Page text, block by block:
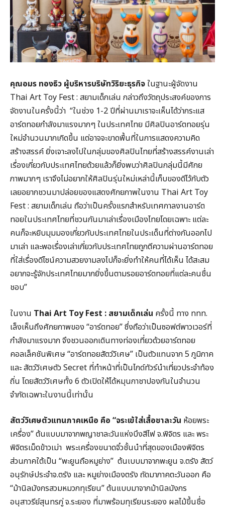
คุณอมร ทองธิว ผู้บริหารบริษัทวิริยะธุรกิจในฐานะผู้จัดงาน
Thai Art Toy Fest : สยามเด็กเล่น กล่าวถึงวัตถุประสงค์ของการ
จัดงานในครั้งนี้ว่า “ในช่วง 1-2 ปีที่ผ่านมาเราจะเห็นได้ว่ากระแส
อาร์ตทอยกำลังมาแรงมากๆ ในประเทศไทย มีศิลปินอาร์ตทอยรุ่น
ใหม่จำนวนมากเกิดขึ้น แต่อาจจะขาดพื้นที่ในการแสดงความคิด
สร้างสรรค์ ยิ่งเจาะลงไปในกลุ่มของศิลปินไทยที่สร้างสรรค์งานเล่า
เรื่องเกี่ยวกับประเทศไทยด้วยแล้วก็ยิ่งพบว่าศิลปินกลุ่มนี้มีศักย
ภาพมากๆ เราจึงไม่อยากให้ศิลปินรุ่นใหม่เหล่านี้เก็บของดีไว้กับตัว
เลยอยากชวนมาปล่อยของแสดงศักยภาพในงาน Thai Art Toy
Fest : สยามเด็กเล่น ถือว่าเป็นครั้งแรกสำหรับเทศกาลงานอาร์ต
ทอยในประเทศไทยที่ชวนกันมาเล่าเรื่องเมืองไทยโดยเฉพาะ แต่ละ
คนก็จะหยิบมุมมองเกี่ยวกับประเทศไทยในประเด็นที่ต่างกันออกไป
มาเล่า และพอเรื่องเล่าเกี่ยวกับประเทศไทยถูกตีความผ่านอาร์ตทอย
ที่ใส่เรื่องดีไซน์ความสวยงามลงไปก็จะยิ่งทำให้คนที่ได้เห็น ได้สะสม
อยากจะรู้จักประเทศไทยมากยิ่งขึ้นตามรอยอาร์ตทอยที่แต่ละคนชื่น
ชอบ”
ในงาน Thai Art Toy Fest : สยามเด็กเล่น ครั้งนี้ ทาง ททท.
เล็งเห็นถึงศักยภาพของ “อาร์ตทอย” ซึ่งถือว่าเป็นซอฟต์พาวเวอร์ที่
กำลังมาแรงมาก จึงชวนออกเดินทางท่องเที่ยวด้วยอาร์ตทอย
คอลเล็คชันพิเศษ “อาร์ตทอยสัตว์วิเศษ” เป็นตัวแทนจาก 5 ภูมิภาค
และ สัตว์วิเศษตัว Secret ที่ทำหน้าที่เป็นไกด์ทัวร์นำเที่ยวประจำท้อง
ถิ่น โดยสัตว์วิเศษทั้ง 6 ตัวเปิดให้ได้หมุนกาชาปองกันในจำนวน
จำกัดเฉพาะในงานนี้เท่านั้น
สัตว์วิเศษตัวแทนภาคเหนือ คือ “จระเข้ใส่เสื้อชาละวัน ห้อยพระ
เครื่อง” ต้นแบบมาจากพญาชาละวันแห่งบึงสีไฟ จ.พิจิตร และ พระ
พิจิตรเม็ดข้าวเม่า พระเครื่องขนาดจิ๋วชั้นนำที่สุดของเมืองพิจิตร
ส่วนภาคใต้เป็น “พะยูนถือหมูย่าง” ต้นเบบมาจากพะยูน จ.ตรัง สัตว์
อนุรักษ์ประจำจ.ตรัง และ หมูย่างเมืองตรัง ถัดมาภาคตะวันออก คือ
“ม้านิลมังกรสวมหมวกทุเรียน” ต้นแบบมาจากม้านิลมังกร
อนุสาวรีย์สุนทรภู่ จ.ระยอง ที่มาพร้อมทุเรียนระยอง ผลไม้ขึ้นชื่อ